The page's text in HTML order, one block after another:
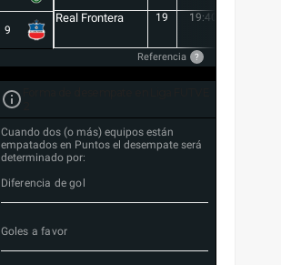
9
Real Frontera 19 19:40
Referencia ?
Cuando dos (o más) equipos están
empatados en Puntos el desempate será
determinado por:
Diferencia de gol
Goles a favor